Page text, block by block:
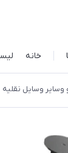
خانه
وسایر وسایل نقلیه